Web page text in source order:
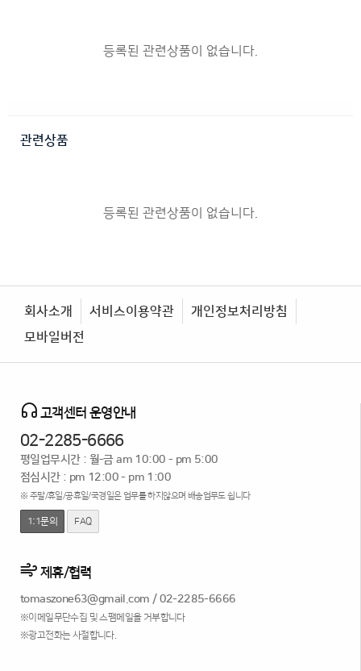
등록된 관련상품이 없습니다.
관련상품
등록된 관련상품이 없습니다.
회사소개 서비스이용약관
개인정보처리방침
모바일버전
고객센터 운영안내
02-2285-6666
평일업무시간 : 월-금 am 10:00 - pm 5:00
점심시간 : pm 12:00 - pm 1:00
※ 주말/휴일/공휴일/국경일은 업무를 하지않으며 배송업무도 쉽니다
1:1문의 FAQ
제휴/협력
tomaszone63@gmail.com /02-2285-6666
※이메일무단수집 및 스팸메일을 거부합니다
※광고전화는 사절합니다.